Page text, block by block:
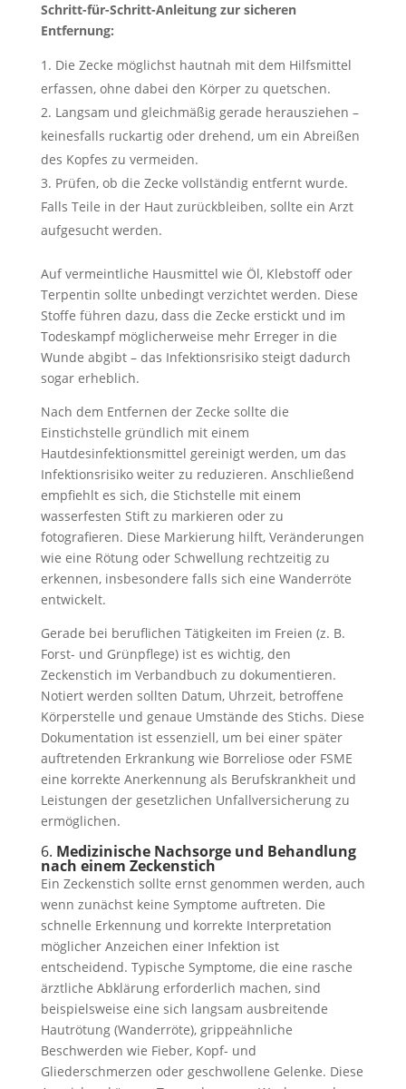
Schritt-für-Schritt-Anleitung zur sicheren
Entfernung:
Die Zecke möglichst hautnah mit dem Hilfsmittel
erfassen, ohne dabei den Körper zu quetschen.
Langsam und gleichmäßig gerade herausziehen –
keinesfalls ruckartig oder drehend, um ein Abreißen
des Kopfes zu vermeiden.
Prüfen, ob die Zecke vollständig entfernt wurde.
Falls Teile in der Haut zurückbleiben, sollte ein Arzt
aufgesucht werden.
Auf vermeintliche Hausmittel wie Öl, Klebstoff oder
Terpentin sollte unbedingt verzichtet werden. Diese
Stoffe führen dazu, dass die Zecke erstickt und im
Todeskampf möglicherweise mehr Erreger in die
Wunde abgibt – das Infektionsrisiko steigt dadurch
sogar erheblich.
Nach dem Entfernen der Zecke sollte die
Einstichstelle gründlich mit einem
Hautdesinfektionsmittel gereinigt werden, um das
Infektionsrisiko weiter zu reduzieren. Anschließend
empfiehlt es sich, die Stichstelle mit einem
wasserfesten Stift zu markieren oder zu
fotografieren. Diese Markierung hilft, Veränderungen
wie eine Rötung oder Schwellung rechtzeitig zu
erkennen, insbesondere falls sich eine Wanderröte
entwickelt.
Gerade bei beruflichen Tätigkeiten im Freien (z. B.
Forst- und Grünpflege) ist es wichtig, den
Zeckenstich im Verbandbuch zu dokumentieren.
Notiert werden sollten Datum, Uhrzeit, betroffene
Körperstelle und genaue Umstände des Stichs. Diese
Dokumentation ist essenziell, um bei einer später
auftretenden Erkrankung wie Borreliose oder FSME
eine korrekte Anerkennung als Berufskrankheit und
Leistungen der gesetzlichen Unfallversicherung zu
ermöglichen.
6. Medizinische Nachsorge und Behandlung
nach einem Zeckenstich
Ein Zeckenstich sollte ernst genommen werden, auch
wenn zunächst keine Symptome auftreten. Die
schnelle Erkennung und korrekte Interpretation
möglicher Anzeichen einer Infektion ist
entscheidend. Typische Symptome, die eine rasche
ärztliche Abklärung erforderlich machen, sind
beispielsweise eine sich langsam ausbreitende
Hautrötung (Wanderröte), grippeähnliche
Beschwerden wie Fieber, Kopf- und
Gliederschmerzen oder geschwollene Gelenke. Diese